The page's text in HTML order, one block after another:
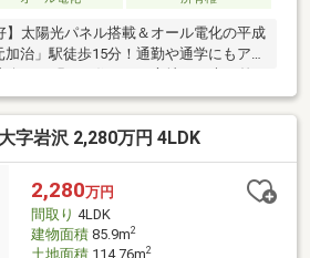
】太陽光パネル搭載＆オール電化の平成
治」駅徒歩15分！通勤や通学にもアク
●太陽光パネル＆オール電化！環境にも
住宅です●カースペース縦列2台駐車可
方にも対応（車種による）●第一種低
沢の、のびのびとした閑静な住宅街お
い！
字岩沢 2,280万円 4LDK
2,280万円
間取り 4LDK
建物面積85.9m2
2